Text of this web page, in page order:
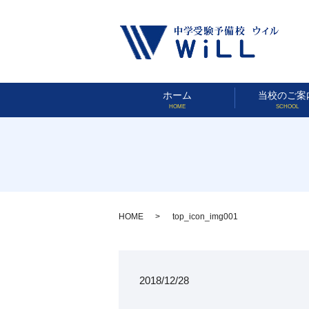
ホーム
HOME
当校のご案
SCHOOL
HOME top_icon_img001
2018/12/28